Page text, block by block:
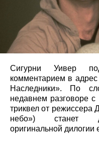
Сигурни Уивер
комментарием в
Наследники». По
недавнем разговоре с
триквел от
небо») станет
оригинальной дилогии